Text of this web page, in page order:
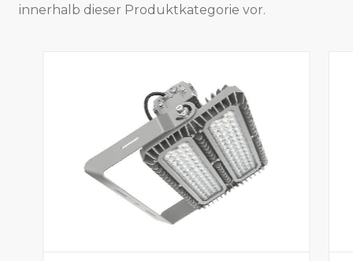
innerhalb dieser Produktkategorie vor.